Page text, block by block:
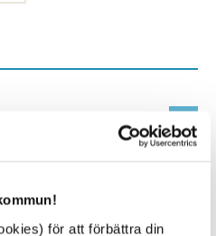
för att förbättra din
1147